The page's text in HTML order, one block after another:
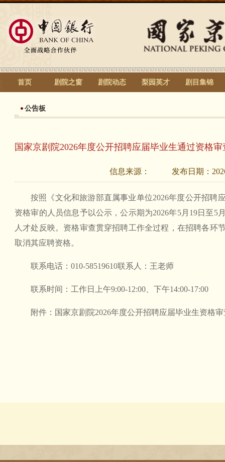
首页 剧院之窗 剧院动态 梨园英才 剧目集锦
公告板
国家京剧院2026年度公开招聘应届毕业生通过资格
信息来源： 发布日期：
按照《文化和旅游部直属事业单位2026年度公开招聘
资格审的人员信息予以公示，公示期为2026年5月19日至5
人才处反映。资格审查贯穿招聘工作全过程，在招聘各环
取消其应聘资格。
联系电话：010-58519610联系人：王老师
联系时间：工作日上午9:00-12:00、下午14:00-17:00
附件： 国家京剧院2026年度公开招聘应届毕业生资格